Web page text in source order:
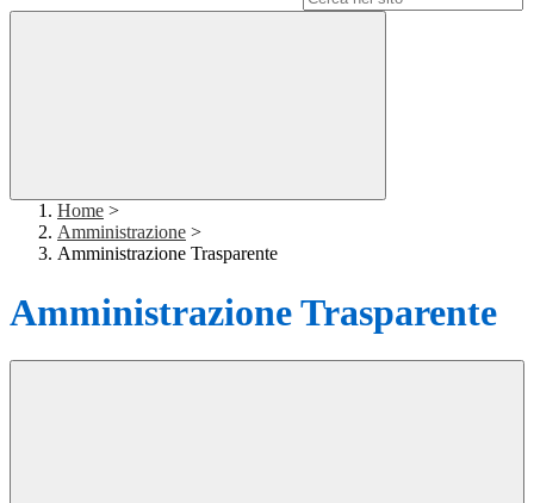
Home >
Amministrazione >
Amministrazione Trasparente
Amministrazione Trasparente